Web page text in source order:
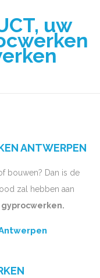
uw
ANTWERPEN
bouwen? Dan is de
zal hebben aan
gyprocwerken.